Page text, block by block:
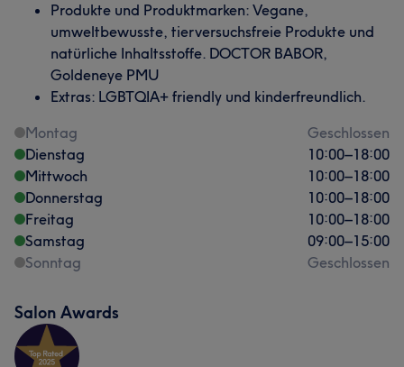
Produkte und Produktmarken: Vegane,
umweltbewusste, tierversuchsfreie Produkte und
natürliche Inhaltsstoffe. DOCTOR BABOR,
Goldeneye PMU
Extras: LGBTQIA+ friendly und kinderfreundlich.
Montag
Geschlossen
Dienstag
10:00–18:00
Mittwoch
10:00–18:00
Donnerstag
10:00–18:00
Freitag
10:00–18:00
Samstag
09:00–15:00
Sonntag
Geschlossen
Salon Awards